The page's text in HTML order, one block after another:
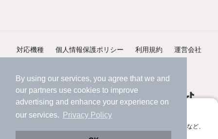
By using our services, you agree that we and
our partners use cookies to improve
advertising and enhance your experience on
our services.
Privacy Policy
アプリに切り替えて、サクサクお部屋探し
会員登録なしですぐ使える。マップ検索やお気に入り保存など、
対応機種 個人情報保護ポリシー 利用規約 運営会社
©NIFTY Lifestyle Co., Ltd.